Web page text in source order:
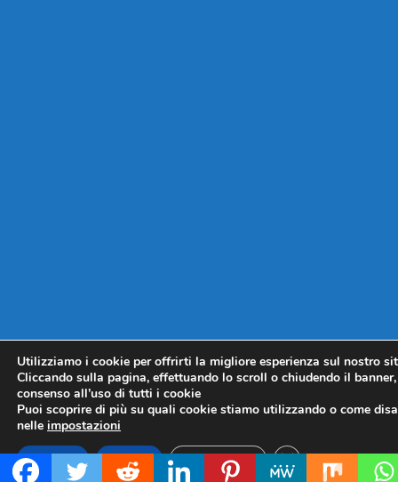
Utilizziamo i cookie per offrirti la migliore esperienza sul nostro
Cliccando sulla pagina, effettuando lo scroll o chiudendo il
consenso all’uso di tutti i cookie
Puoi scoprire di più su quali cookie stiamo utilizzando o come
nelle impostazioni
Accetta Rifiuta Impostazioni CLOSE GDPR